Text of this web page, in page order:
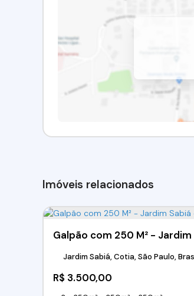
Imóveis relacionados
R$ 3.500,00
Jardim Sabiá, Cotia, São Paulo,